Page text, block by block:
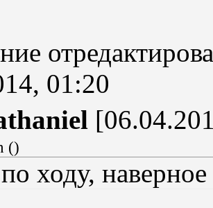
01:20
()
ходу,